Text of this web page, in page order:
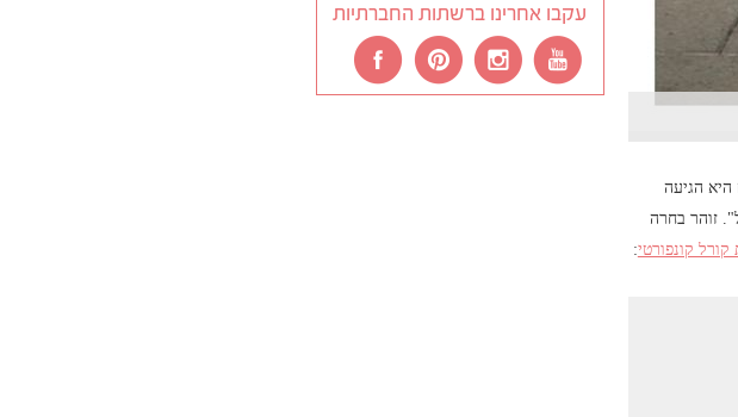
הגיעה
זוהר בחרה
קונפורטי:
עקבו אחרינו ברשתות החברתיות